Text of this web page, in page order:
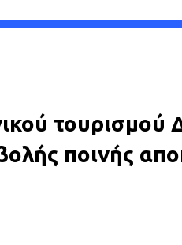
τουρισμού
ποινής